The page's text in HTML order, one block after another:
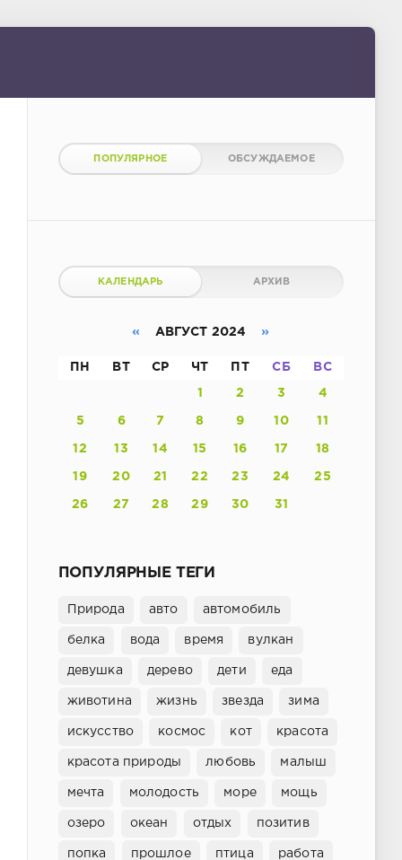
ПОПУЛЯРНОЕ ОБСУЖДАЕМОЕ
КАЛЕНДАРЬ АРХИВ
« АВГУСТ 2024 »
ПН ВТ СР ЧТ ПТ СБ ВС
1 2 3 4
5 6 7 8 9 10 11
12 13 14 15 16 17 18
19 20 21 22 23 24 25
26 27 28 29 30 31
ПОПУЛЯРНЫЕ ТЕГИ
Природа авто автомобиль
белка вода время вулкан
девушка дерево дети еда
животина жизнь звезда зима
искусство космос кот красота
красота природы любовь малыш
мечта молодость море мощь
озеро океан отдых позитив
попка прошлое птица работа